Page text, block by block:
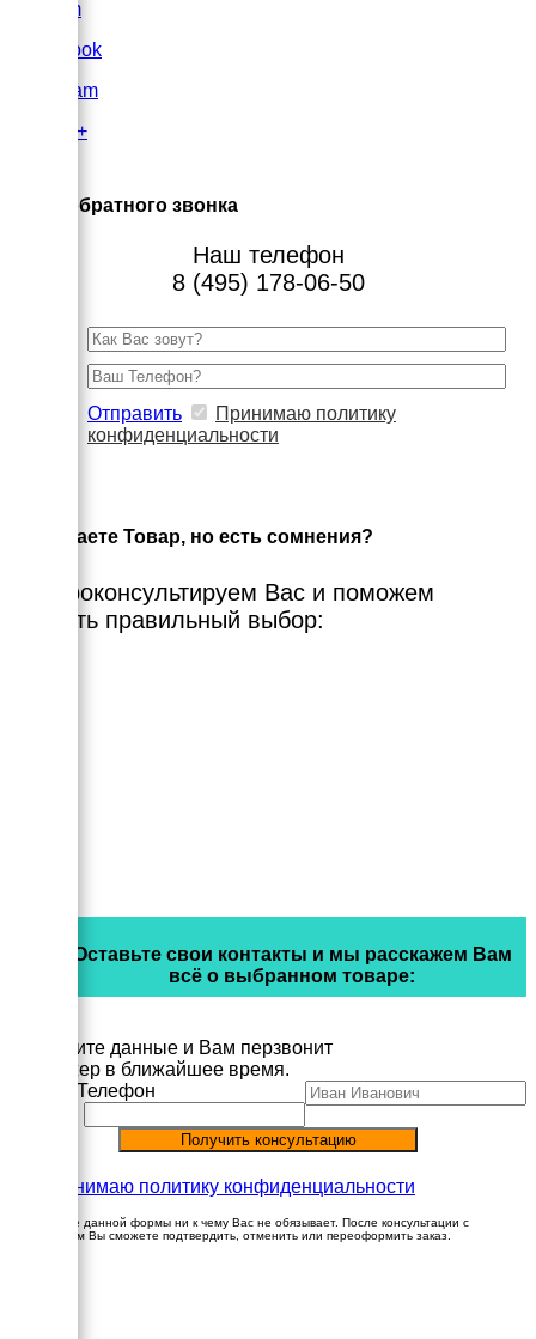
VK.com
FaceBook
Instagram
Google+
Заказ обратного звонка
Наш телефон
8 (495) 178-06-50
Отправить
Принимаю политику
конфиденциальности
Выбираете Товар, но есть сомнения?
Мы проконсультируем Вас и поможем
сделать правильный выбор:
Оставьте свои контакты и мы расскажем Вам
всё о выбранном товаре:
Заполните данные и Вам перзвонит
менеджер в ближайшее время.
Телефон
Принимаю политику конфиденциальности
Заполнение данной формы ни к чему Вас не обязывает. После консультации с
менеджером Вы сможете подтвердить, отменить или переоформить заказ.